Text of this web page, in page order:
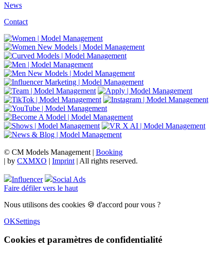
News
Contact
© CM Models Management | Booking
| by CXMXO | Imprint | All rights reserved.
Influencer
Social Ads
Faire défiler vers le haut
Nous utilisons des cookies 🍪 d'accord pour vous ?
OKSettings
Cookies et paramètres de confidentialité